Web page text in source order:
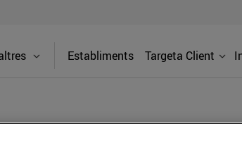
Establiments Targeta Client